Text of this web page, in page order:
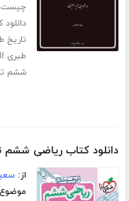
چیست
دانلود
تاریخ
طبری pdf
ششم
دانلود کتاب ریاضی ششم
از: